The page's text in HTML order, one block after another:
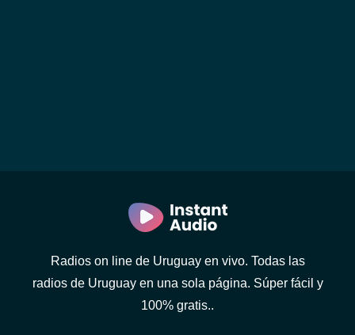
Radios on line de Uruguay en vivo. Todas las
radios de Uruguay en una sola página. Súper fácil y
100% gratis..